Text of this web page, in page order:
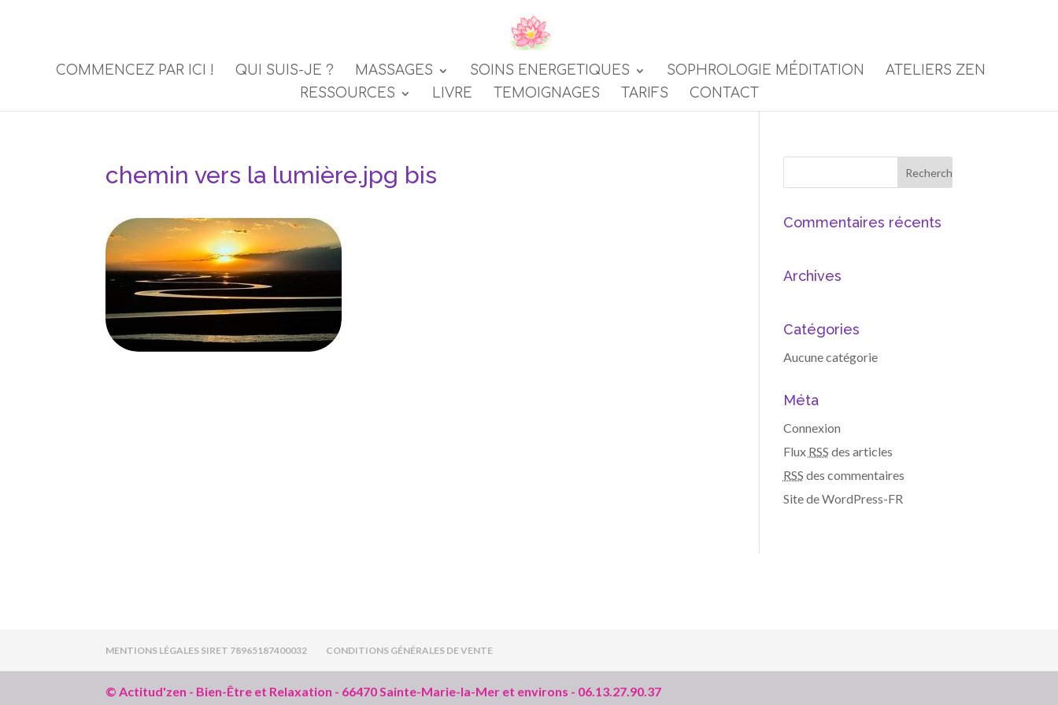
COMMENCEZ PAR ICI ! QUI SUIS-JE ? MASSAGES SOINS ENERGETIQUES SOPHROLOGIE MÉDITATION
ATELIERS ZEN
RESSOURCES
LIVRE TEMOIGNAGES TARIFS CONTACT
chemin vers la lumière.jpg bis
Commentaires récents
Archives
Catégories
Aucune catégorie
Méta
Connexion
Flux RSS des articles
RSS des commentaires
Site de WordPress-FR
MENTIONS LÉGALES SIRET 78965187400032 CONDITIONS GÉNÉRALES DE VENTE
© Actitud'zen - Bien-Être et Relaxation - 66470 Sainte-Marie-la-Mer et environs - 06.13.27.90.37